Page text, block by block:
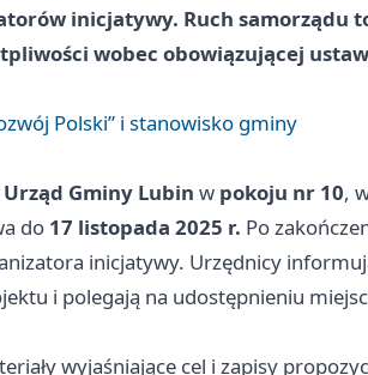
inicjatywy. Ruch samorządu
wobec obowiązującej
Polski” i stanowisko gminy
Urząd Gminy Lubin w pokoju nr 10,
do 17 listopada 2025 r. Po
inicjatywy. Urzędnicy
i polegają na udostępnieniu
wyjaśniające cel i zapisy